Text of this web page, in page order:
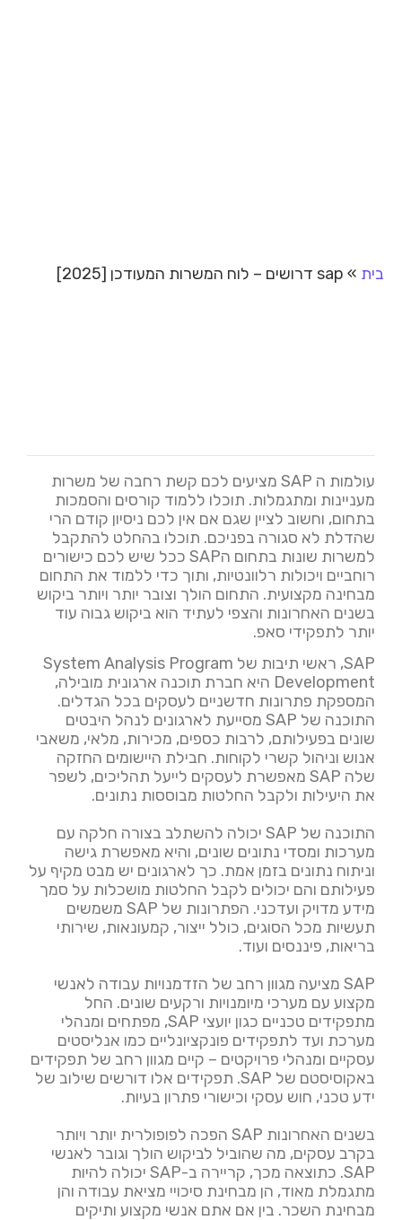
בית » sap דרושים – לוח המשרות המעודכן [2025]
עולמות ה SAP מציעים לכם קשת רחבה של משרות
מעניינות ומתגמלות. תוכלו ללמוד קורסים והסמכות
בתחום, וחשוב לציין שגם אם אין לכם ניסיון קודם הרי
שהדלת לא סגורה בפניכם. תוכלו בהחלט להתקבל
למשרות שונות בתחום הSAP ככל שיש לכם כישורים
רוחביים ויכולות רלוונטיות, ותוך כדי ללמוד את התחום
מבחינה מקצועית. התחום הולך וצובר יותר ויותר ביקוש
בשנים האחרונות והצפי לעתיד הוא ביקוש גבוה עוד
יותר לתפקידי סאפ.
SAP, ראשי תיבות של System Analysis Program
Development היא חברת תוכנה ארגונית מובילה,
המספקת פתרונות חדשניים לעסקים בכל הגדלים.
התוכנה של SAP מסייעת לארגונים לנהל היבטים
שונים בפעילותם, לרבות כספים, מכירות, מלאי, משאבי
אנוש וניהול קשרי לקוחות. חבילת היישומים החזקה
שלה SAP מאפשרת לעסקים לייעל תהליכים, לשפר
את היעילות ולקבל החלטות מבוססות נתונים.
התוכנה של SAP יכולה להשתלב בצורה חלקה עם
מערכות ומסדי נתונים שונים, והיא מאפשרת גישה
וניתוח נתונים בזמן אמת. כך לארגונים יש מבט מקיף על
פעילותם והם יכולים לקבל החלטות מושכלות על סמך
מידע מדויק ועדכני. הפתרונות של SAP משמשים
תעשיות מכל הסוגים, כולל ייצור, קמעונאות, שירותי
בריאות, פיננסים ועוד.
SAP מציעה מגוון רחב של הזדמנויות עבודה לאנשי
מקצוע עם מערכי מיומנויות ורקעים שונים. החל
מתפקידים טכניים כגון יועצי SAP, מפתחים ומנהלי
מערכת ועד לתפקידים פונקציונליים כמו אנליסטים
עסקיים ומנהלי פרויקטים – קיים מגוון רחב של תפקידים
באקוסיסטם של SAP. תפקידים אלו דורשים שילוב של
ידע טכני, חוש עסקי וכישורי פתרון בעיות.
בשנים האחרונות SAP הפכה לפופולרית יותר ויותר
בקרב עסקים, מה שהוביל לביקוש הולך וגובר לאנשי
SAP. כתוצאה מכך, קריירה ב-SAP יכולה להיות
מתגמלת מאוד, הן מבחינת סיכויי מציאת עבודה והן
מבחינת השכר. בין אם אתם אנשי מקצוע ותיקים